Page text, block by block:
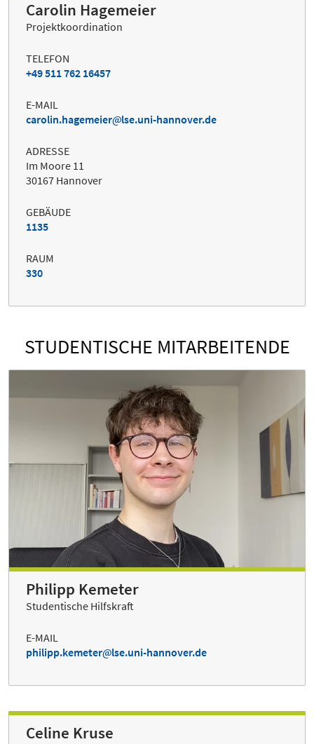
Carolin Hagemeier
Projektkoordination
TELEFON
+49 511 762 16457
E-MAIL
carolin.hagemeier
lse.uni-hannover.de
ADRESSE
Im Moore 11
30167 Hannover
GEBÄUDE
1135
RAUM
330
STUDENTISCHE MITARBEITENDE
Philipp Kemeter
Studentische Hilfskraft
E-MAIL
philipp.kemeter
lse.uni-hannover.de
Celine Kruse